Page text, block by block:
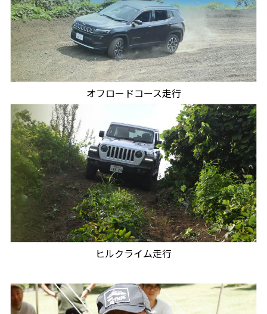
オフロードコース走行
ヒルクライム走行